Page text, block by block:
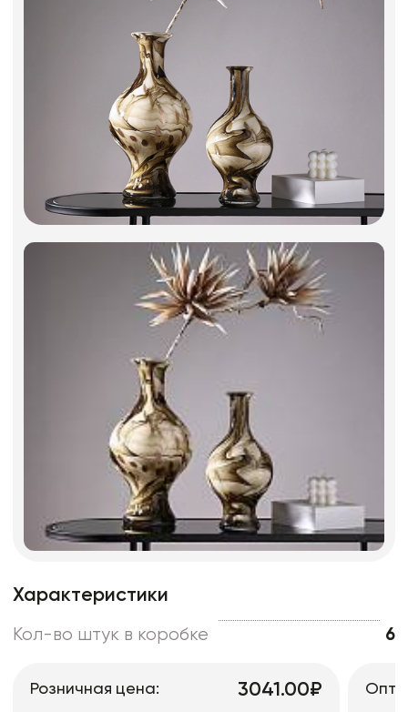
Изделия из металла
Характеристики
Кол-во штук в коробке 6
Розничная цена: 3041.00₽